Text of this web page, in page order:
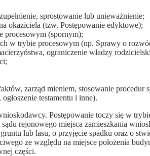
sprostowanie lub unieważnienie;
okaziciela (tzw. Postępowanie edyktowe);
procesowym (spornym);
w trybie procesowym (np. Sprawy o
ograniczenie władzy
zarząd mieniem, stosowanie procedur
testamentu i inne).
Postępowanie toczy się w
rejonowego miejsca zamieszkania
lub lasu, o przyjęcie spadku oraz o
ze względu na miejsce położenia
części.